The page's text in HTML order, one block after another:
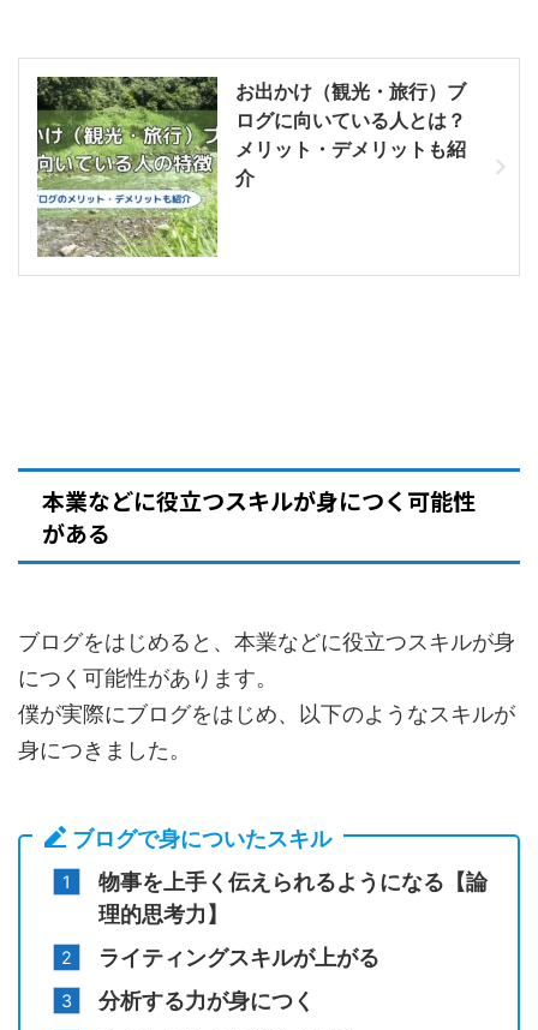
お出かけ（観光・旅行）ブ
ログに向いている人とは？
メリット・デメリットも紹
介
本業などに役立つスキルが身につく可能性
がある
ブログをはじめると、本業などに役立つスキルが身
につく可能性があります。
僕が実際にブログをはじめ、以下のようなスキルが
身につきました。
ブログで身についたスキル
物事を上手く伝えられるようになる【論
理的思考力】
ライティングスキルが上がる
分析する力が身につく